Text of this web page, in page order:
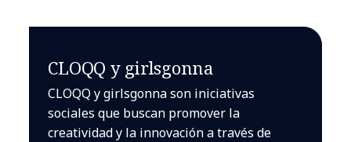
CLOQQ y girlsgonna
CLOQQ y girlsgonna son iniciativas
sociales que buscan promover la
creatividad y la innovación a través de